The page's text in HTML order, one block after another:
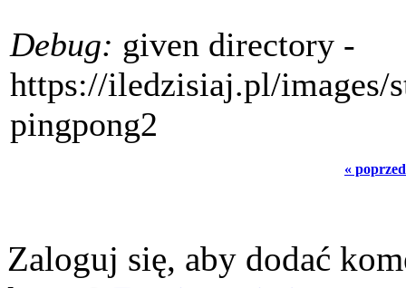
Debug: given directory -
https://iledzisiaj.pl/images/
pingpong2
«
Zaloguj się, aby dodać